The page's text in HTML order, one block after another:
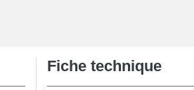
Fiche technique